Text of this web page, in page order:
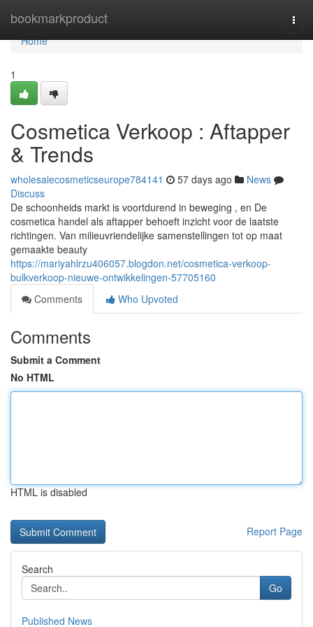
bookmarkproduct
Home
Home
1
Cosmetica Verkoop : Aftapper
& Trends
wholesalecosmeticseurope784141 57 days ago
News
Discuss
De schoonheids markt is voortdurend in beweging , en De
cosmetica handel als aftapper behoeft inzicht voor de laatste
richtingen. Van milieuvriendelijke samenstellingen tot op maat
gemaakte beauty
https://mariyahlrzu406057.blogdon.net/cosmetica-verkoop-
bulkverkoop-nieuwe-ontwikkelingen-57705160
Comments
Who Upvoted
Comments
Submit a Comment
No HTML
HTML is disabled
Report Page
Search
Go
Published News